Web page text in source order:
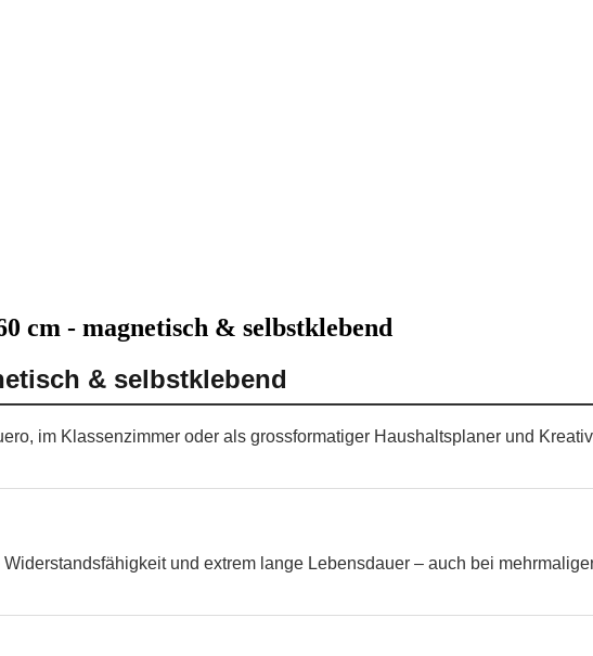
cm - magnetisch & selbstklebend
& selbstklebend
im Klassenzimmer oder als grossformatiger Haushaltsplaner und
und extrem lange Lebensdauer – auch bei